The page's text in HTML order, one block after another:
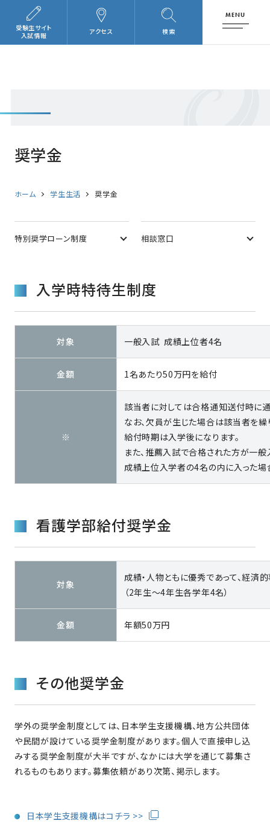
検索
アクセス
受験生サイト
入試情報
MENU
奨学金
ホーム 学生生活 奨学金
特別奨学ローン制度 相談窓口
入学時特待生制度
対象 一般入試 成績上位者4名
金額 1名あたり50万円を給付
※
該当者に対しては合格通知送付時に通
なお、欠員が生じた場合は該当者を繰
給付時期は入学後になります。
また、推薦入試で合格された方が一般
成績上位入学者の4名の内に入った場
看護学部給付奨学金
対象
成績・人物ともに優秀であって、経済
（2年生〜4年生各学年4名）
金額 年額50万円
その他奨学金
学外の奨学金制度としては、日本学生支援機構、地方公共団体
や民間が設けている奨学金制度があります。個人で直接申し込
みする奨学金制度が大半ですが、なかには大学を通じて募集さ
れるものもあります。募集依頼があり次第、掲示します。
日本学生支援機構はコチラ >>